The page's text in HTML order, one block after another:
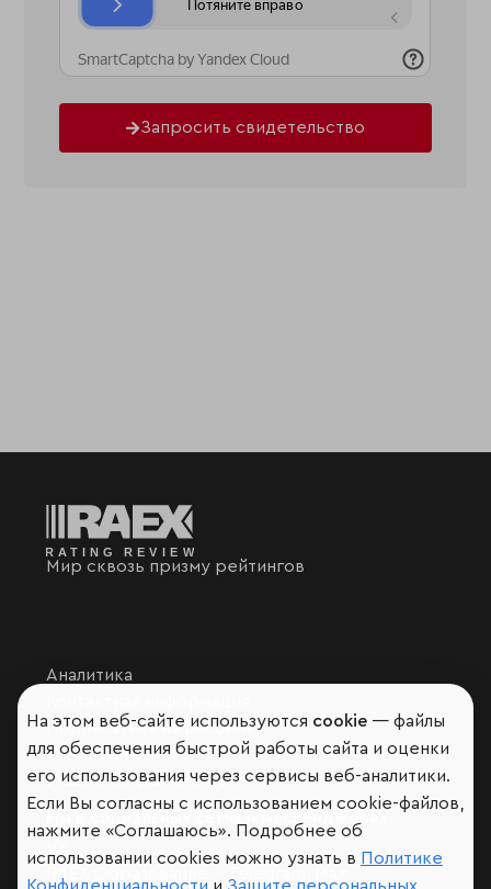
Запросить свидетельство
Мир сквозь призму рейтингов
Аналитика
Подписаться на рассылку
Обратная связь
Участники рэнкингов
На этом веб-сайте используются cookie — файлы
для обеспечения быстрой работы сайта и оценки
его использования через сервисы веб-аналитики.
Если Вы согласны с использованием cookie-файлов,
нажмите «Соглашаюсь». Подробнее об
использовании cookies можно узнать в Политике